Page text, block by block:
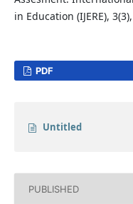
in Education (IJERE),
PDF
Untitled
PUBLISHED